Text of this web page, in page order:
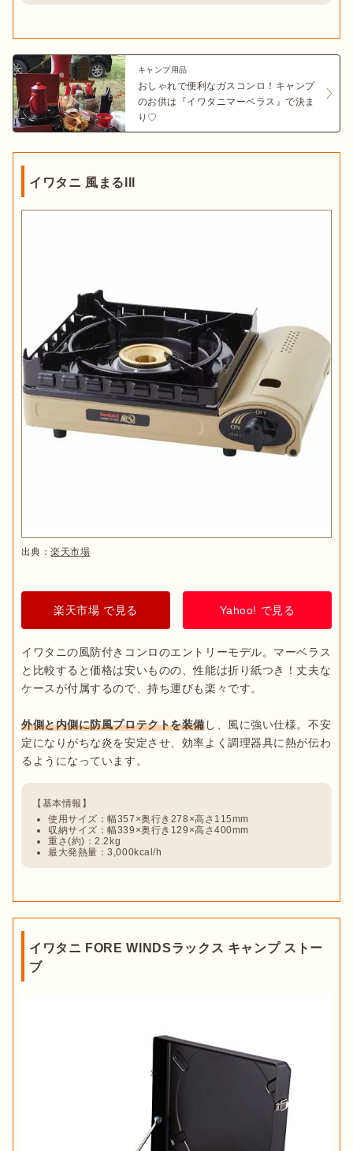
キャンプ用品
おしゃれで便利なガスコンロ！キャンプ
のお供は『イワタニマーベラス』で決ま
り♡
イワタニ 風まるIII
出典：楽天市場
楽天市場 で見る Yahoo! で見る
イワタニの風防付きコンロのエントリーモデル。マーベラス
と比較すると価格は安いものの、性能は折り紙つき！丈夫な
ケースが付属するので、持ち運びも楽々です。
外側と内側に防風プロテクトを装備し、風に強い仕様。不安
定になりがちな炎を安定させ、効率よく調理器具に熱が伝わ
使用サイズ：幅357×奥行き278×高さ115mm
収納サイズ：幅339×奥行き129×高さ400mm
重さ(約)：2.2kg
最大発熱量：3,000kcal/h
イワタニ FORE WINDSラックス キャンプ ストー
ブ